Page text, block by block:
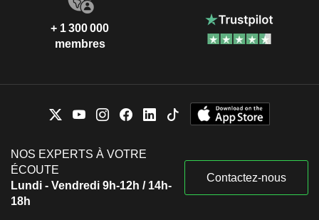
+ 1 300 000
membres
NOS EXPERTS À VOTRE
ÉCOUTE
Lundi - Vendredi 9h-12h / 14h-
18h
Contactez-nous